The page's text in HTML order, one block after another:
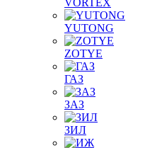
VORTEX
YUTONG
ZOTYE
ГАЗ
ЗАЗ
ЗИЛ